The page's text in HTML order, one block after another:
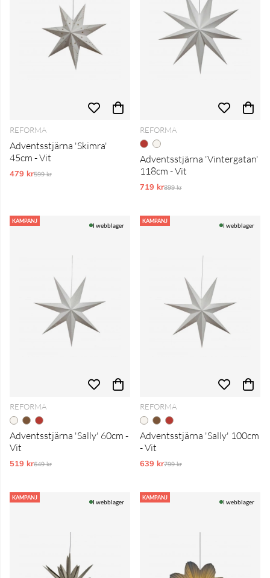
REFORMA
Adventsstjärna 'Skimra'
45cm - Vit
479 krOrdinarie pris:
599 kr
REFORMA
Adventsstjärna 'Vintergatan'
118cm - Vit
719 krOrdinarie pris:
899 kr
KAMPANJ
I webblager
REFORMA
Adventsstjärna 'Sally' 60cm -
Vit
519 krOrdinarie pris:
649 kr
KAMPANJ
I webblager
REFORMA
Adventsstjärna 'Sally' 100cm
- Vit
639 krOrdinarie pris:
799 kr
KAMPANJ
I webblager
KAMPANJ
I webblager